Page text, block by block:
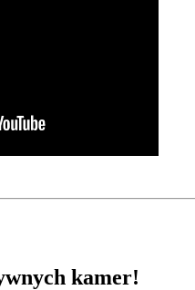
kamer!